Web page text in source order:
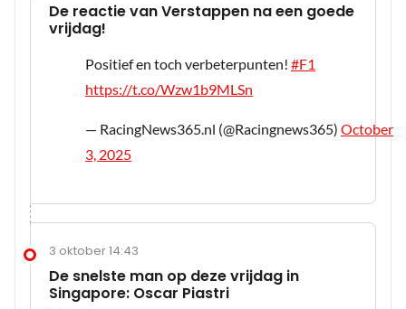
De reactie van Verstappen na een goede
vrijdag!
Positief en toch verbeterpunten! #F1
https://t.co/Wzw1b9MLSn
— RacingNews365.nl (@Racingnews365) October
3, 2025
3 oktober 14:43
De snelste man op deze vrijdag in
Singapore: Oscar Piastri